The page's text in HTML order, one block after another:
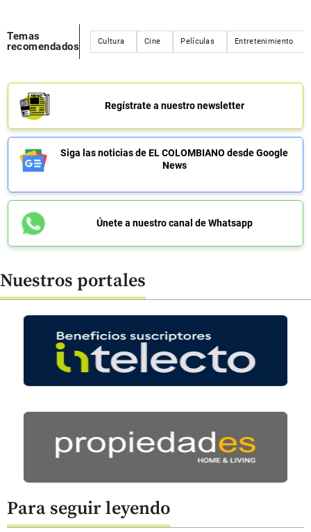
Temas
recomendados
Cultura Cine Películas Entretenimiento
Regístrate a nuestro newsletter
Siga las noticias de EL COLOMBIANO desde Google
News
Únete a nuestro canal de Whatsapp
Nuestros portales
Para seguir leyendo